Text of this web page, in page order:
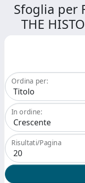
Sfoglia per
THE
Ordina per:
In ordine:
Risultati/Pagina